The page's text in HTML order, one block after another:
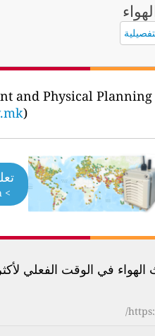
and Physical
)
> aqicn.org/gaia/ <
في الوقت الفعلي لأكثر من